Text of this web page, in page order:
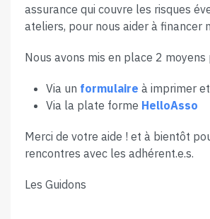
assurance qui couvre les risques
ateliers, pour nous aider à financer
Nous avons mis en place 2 moyens
Via un formulaire à imprimer
Via la plate forme HelloAsso
Merci de votre aide ! et à bientôt
rencontres avec les adhérent.e.s.
Les Guidons